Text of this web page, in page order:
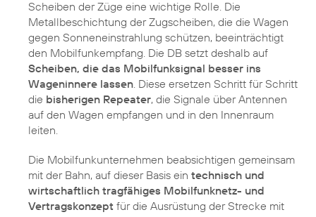
Scheiben der Züge eine wichtige Rolle. Die
Metallbeschichtung der Zugscheiben, die die Wagen
gegen Sonneneinstrahlung schützen, beeinträchtigt
den Mobilfunkempfang. Die DB setzt deshalb auf
Scheiben, die das Mobilfunksignal besser ins
Wageninnere lassen. Diese ersetzen Schritt für Schritt
die bisherigen Repeater, die Signale über Antennen
auf den Wagen empfangen und in den Innenraum
leiten.
Die Mobilfunkunternehmen beabsichtigen gemeinsam
mit der Bahn, auf dieser Basis ein technisch und
wirtschaftlich tragfähiges Mobilfunknetz- und
Vertragskonzept für die Ausrüstung der Strecke mit